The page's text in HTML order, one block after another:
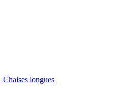
Chaises longues